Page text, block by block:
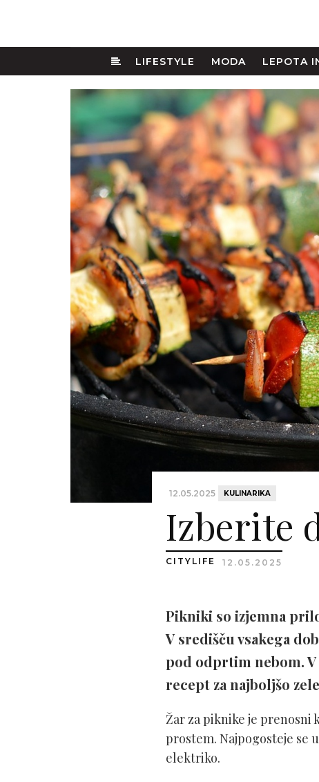
LIFESTYLE MODA LEPOTA
12.05.2025 KULINARIKA
Izberite
CITYLIFE 12.05.2025
Pikniki so izjemna
V središču vsakega
pod odprtim nebom.
recept za najboljšo
Žar za piknike je prenosni
prostem. Najpogosteje se
elektriko.